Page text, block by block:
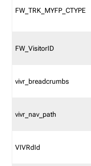
FW_TRK_MYFP_CTYPE
FW_VisitorID
vivr_breadcrumbs
vivr_nav_path
VIVRdId